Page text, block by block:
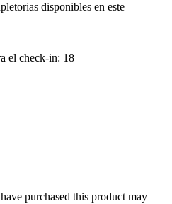
disponibles en este
el check-in: 18
purchased this product may